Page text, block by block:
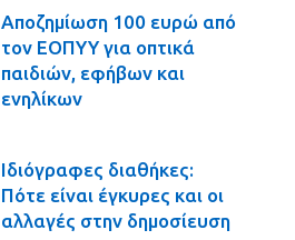
Αποζημίωση 100 ευρώ από
τον ΕΟΠΥΥ για οπτικά
παιδιών, εφήβων και
ενηλίκων
Ιδιόγραφες διαθήκες:
Πότε είναι έγκυρες και οι
αλλαγές στην δημοσίευση